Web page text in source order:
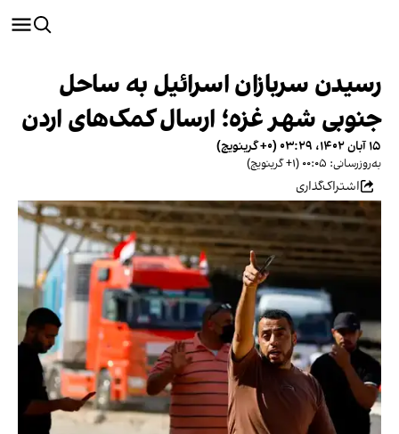
رسیدن سربازان اسرائیل به ساحل
جنوبی شهر غزه؛ ارسال کمک‌های اردن
۱۵ آبان ۱۴۰۲، ۰۳:۲۹ (‎+۰ گرینویچ)
به‌روزرسانی: ۰۰:۰۵ (‎+۱ گرینویچ)
اشتراک‌گذاری